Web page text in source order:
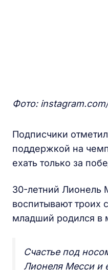
Фото:
Подписчики
поддержкой на
ехать только за
30-летний Лионель
воспитывают троих
младший родился в
Счастье под
Лионеля Месси и